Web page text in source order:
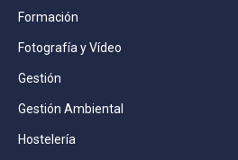
Formación
Fotografía y Vídeo
Gestión
Gestión Ambiental
Hostelería